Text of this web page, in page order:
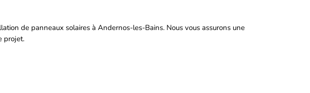
de panneaux solaires à Andernos-les-Bains. Nous vous assurons une
projet.